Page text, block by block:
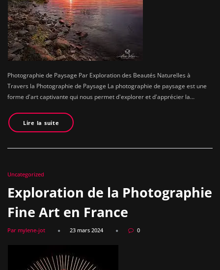
Photographie de Paysage Par Exploration des Beautés Naturelles à
Travers la Photographie de Paysage La photographie de paysage est une
forme d'art captivante qui nous permet d'explorer et d'apprécier la…
Lire la suite
Uncategorized
Exploration de la Photographie
Fine Art en France
Par mylene-jot 23 mars 2024 0